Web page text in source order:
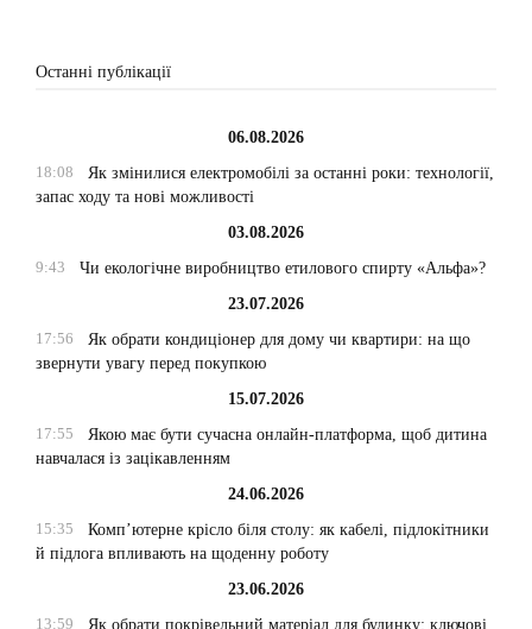
Останні публікації
06.08.2026
18:08
Як змінилися електромобілі за останні роки: технології,
запас ходу та нові можливості
03.08.2026
9:43
Чи екологічне виробництво етилового спирту «Альфа»?
23.07.2026
17:56
Як обрати кондиціонер для дому чи квартири: на що
звернути увагу перед покупкою
15.07.2026
17:55
Якою має бути сучасна онлайн-платформа, щоб дитина
навчалася із зацікавленням
24.06.2026
15:35
Комп’ютерне крісло біля столу: як кабелі, підлокітники
й підлога впливають на щоденну роботу
23.06.2026
13:59
Як обрати покрівельний матеріал для будинку: ключові